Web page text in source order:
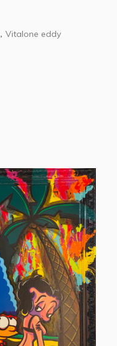
,Vitalone eddy